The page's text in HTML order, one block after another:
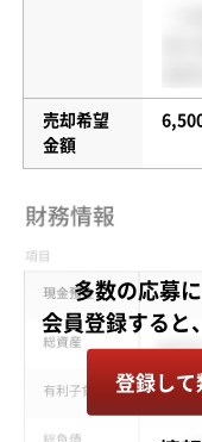
売却希望
金額
多数の応募
登録して